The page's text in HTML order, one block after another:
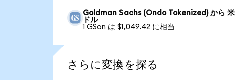
Goldman Sachs (Ondo Tokenized) から 米
ドル
1 GSon は $1,049.42 に相当
さらに変換を探る